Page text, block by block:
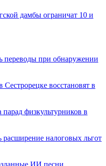
дамбы ограничат 10 и
переводы при обнаружении
восстановят в
физкультурников в
налоговых льгот
ИИ песни